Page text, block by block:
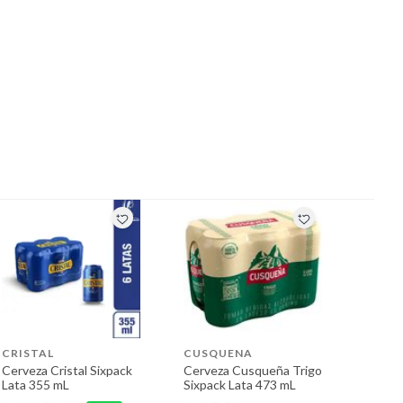
CRISTAL
Cerveza Cristal Sixpack
Lata 355 mL
CUSQUENA
Cerveza Cusqueña Trigo
Sixpack Lata 473 mL